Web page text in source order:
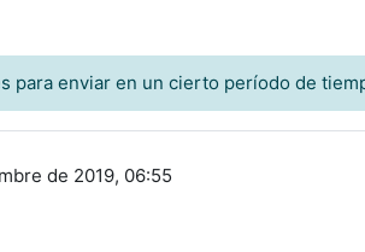
para enviar en un cierto período de
de 2019, 06:55